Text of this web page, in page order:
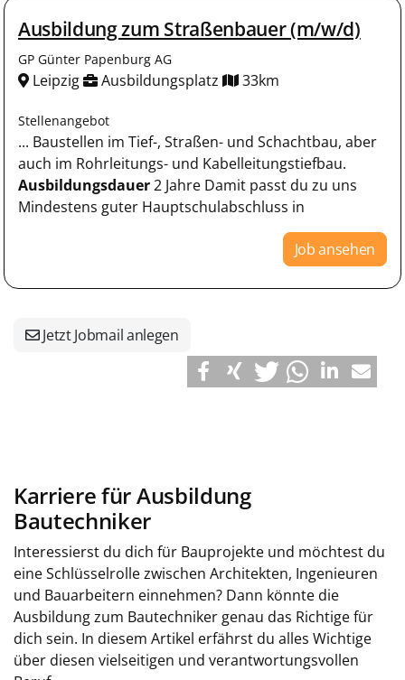
Ausbildung zum Straßenbauer (m/w/d)
GP Günter Papenburg AG
Leipzig Ausbildungsplatz 33km
Stellenangebot
... Baustellen im Tief-, Straßen- und Schachtbau, aber
auch im Rohrleitungs- und Kabelleitungstiefbau.
Ausbildungsdauer2 Jahre Damit passt du zu uns
Mindestens guter Hauptschulabschluss in
Job ansehen
Jetzt Jobmail anlegen
Karriere für Ausbildung
Bautechniker
Interessierst du dich für Bauprojekte und möchtest du
eine Schlüsselrolle zwischen Architekten, Ingenieuren
und Bauarbeitern einnehmen? Dann könnte die
Ausbildung zum Bautechniker genau das Richtige für
dich sein. In diesem Artikel erfährst du alles Wichtige
über diesen vielseitigen und verantwortungsvollen